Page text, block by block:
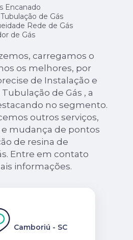
Encanado
de Gás
Rede de Gás
de Gás
carregamos o
os melhores, por
de Instalação e
de Gás , a
no segmento.
outros serviços,
mudança de pontos
de resina de
Entre em contato
informações.
Camboriú - SC